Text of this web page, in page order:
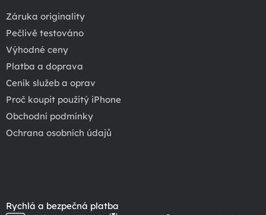
Záruka originality
Pečlivě testováno
Výhodné ceny
Platba a doprava
Ceník služeb a oprav
Proč koupit použitý iPhone
Obchodní podmínky
Ochrana osobních údajů
Rychlá a bezpečná platba